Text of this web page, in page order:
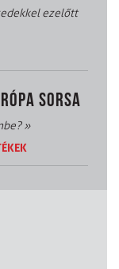
ezelőtt
SORSA
»